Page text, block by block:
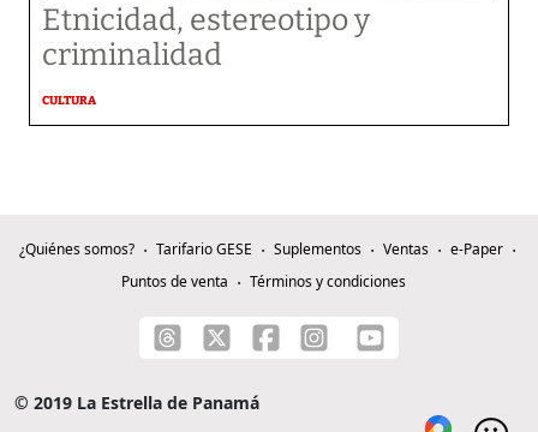
Etnicidad, estereotipo y
criminalidad
CULTURA
¿Quiénes somos? Tarifario GESE Suplementos Ventas
e-Paper
Puntos de venta
Términos y condiciones
© 2019 La Estrella de Panamá